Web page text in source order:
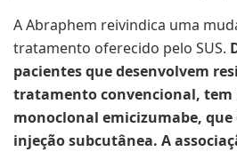
A Abraphem reivindica uma
tratamento oferecido pelo SUS.
pacientes que desenvolvem
tratamento convencional, tem
monoclonal emicizumabe, que
injeção subcutânea. A